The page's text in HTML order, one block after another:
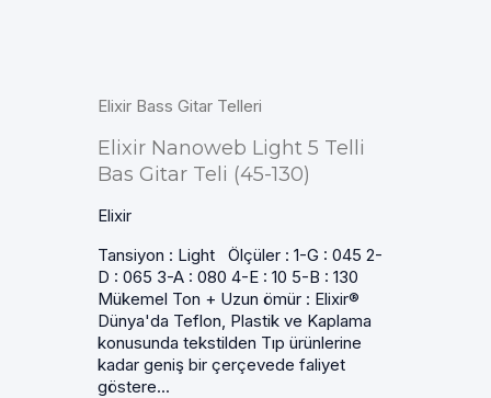
Elixir Bass Gitar Telleri
Elixir Nanoweb Light 5 Telli
Bas Gitar Teli (45-130)
Elixir
Tansiyon : Light Ölçüler : 1-G : 045 2-
D : 065 3-A : 080 4-E : 10 5-B : 130
Mükemel Ton + Uzun ömür : Elixir®
Dünya'da Teflon, Plastik ve Kaplama
konusunda tekstilden Tıp ürünlerine
kadar geniş bir çerçevede faliyet
göstere...